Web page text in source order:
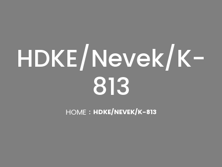
HDKE/Nevek/K-
813
HOME HDKE/NEVEK/K-813